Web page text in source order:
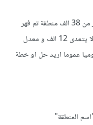
السلام عليكم في موقعي للطقس لدي لكثر من 38 الف منطقة تم فهر
ستها في محرك البحث لكن معدل الظهور لا يتعدى 12 الف و معدل
بين 30 الى 40 نقرة يوميا عموما اريد حل او خطة